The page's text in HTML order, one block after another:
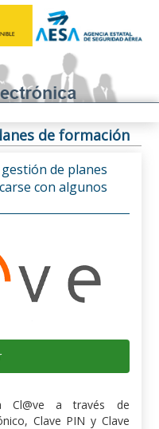
de formación
de planes
con algunos
Cl@ve a través de
Clave PIN y Clave